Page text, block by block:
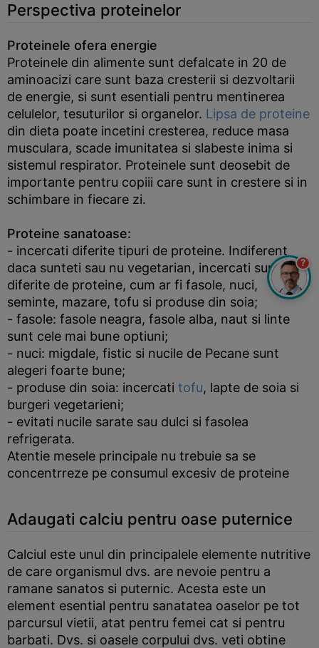
Perspectiva proteinelor
Proteinele ofera energie
Proteinele din alimente sunt defalcate in 20 de
aminoacizi care sunt baza cresterii si dezvoltarii
de energie, si sunt esentiali pentru mentinerea
celulelor, tesuturilor si organelor. Lipsa de proteine
din dieta poate incetini cresterea, reduce masa
musculara, scade imunitatea si slabeste inima si
sistemul respirator. Proteinele sunt deosebit de
importante pentru copiii care sunt in crestere si in
schimbare in fiecare zi.
Proteine sanatoase:
- incercati diferite tipuri de proteine. Indiferent
daca sunteti sau nu vegetarian, incercati surse
diferite de proteine, cum ar fi fasole, nuci,
seminte, mazare, tofu si produse din soia;
- fasole: fasole neagra, fasole alba, naut si linte
sunt cele mai bune optiuni;
- nuci: migdale, fistic si nucile de Pecane sunt
alegeri foarte bune;
- produse din soia: incercati tofu, lapte de soia si
burgeri vegetarieni;
- evitati nucile sarate sau dulci si fasolea
refrigerata.
Atentie mesele principale nu trebuie sa se
concentrreze pe consumul excesiv de proteine
Adaugati calciu pentru oase puternice
Calciul este unul din principalele elemente nutritive
de care organismul dvs. are nevoie pentru a
ramane sanatos si puternic. Acesta este un
element esential pentru sanatatea oaselor pe tot
parcursul vietii, atat pentru femei cat si pentru
barbati. Dvs. si oasele corpului dvs. veti obtine
?